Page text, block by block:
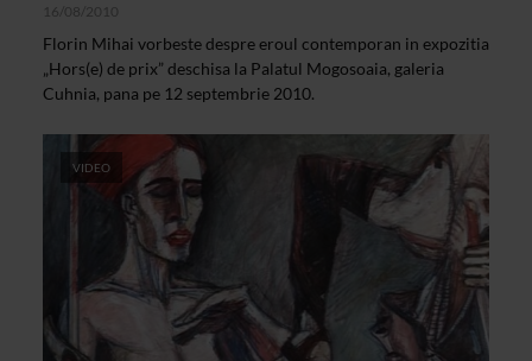
16/08/2010
Florin Mihai vorbeste despre eroul contemporan in expozitia
„Hors(e) de prix” deschisa la Palatul Mogosoaia, galeria
Cuhnia, pana pe 12 septembrie 2010.
VIDEO